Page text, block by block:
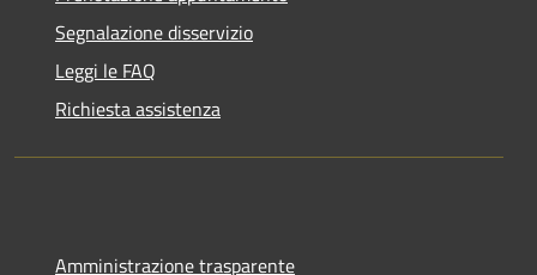
Segnalazione disservizio
Leggi le FAQ
Richiesta assistenza
Amministrazione trasparente